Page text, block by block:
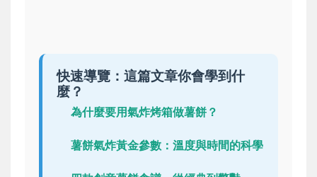
快速導覽：這篇文章你會學到什
麼？
為什麼要用氣炸烤箱做薯餅？
薯餅氣炸黃金參數：溫度與時間的科學